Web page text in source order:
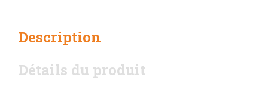
Description
Détails du produit